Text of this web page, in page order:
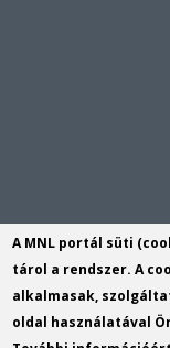
A MNL portál süti
tárol a rendszer. A
alkalmasak,
oldal használatával